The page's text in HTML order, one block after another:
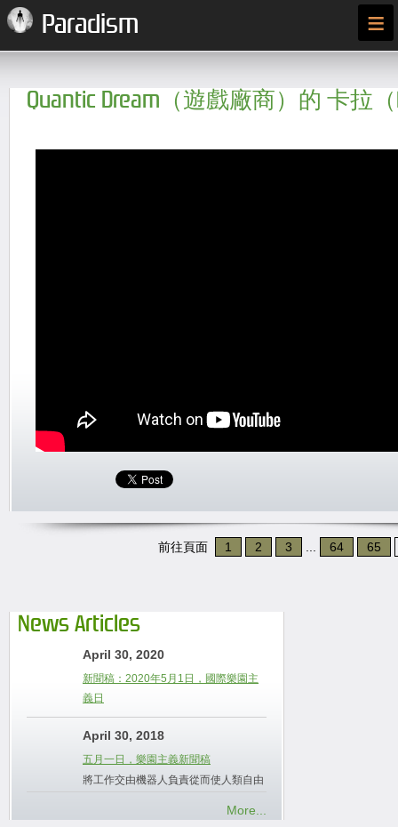
Paradism ≡
Quantic Dream（遊戲廠商）的 卡拉
前往頁面 1 2 3 64 65
News Articles
April 30, 2020
新聞稿：2020年5月1日，國際樂園主
義日
April 30, 2018
五月一日，樂園主義新聞稿
將工作交由機器人負責從而使人類自由
More...